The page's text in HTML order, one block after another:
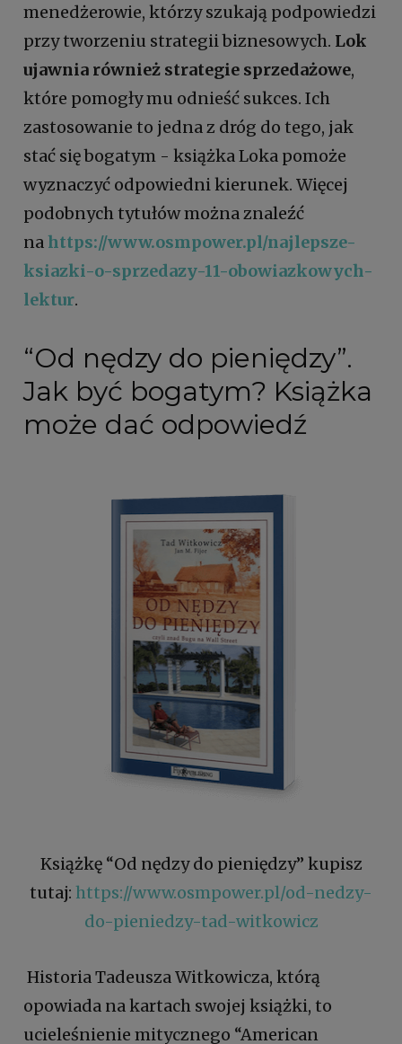
menedżerowie, którzy szukają podpowiedzi
przy tworzeniu strategii biznesowych. Lok
ujawnia również strategie sprzedażowe,
które pomogły mu odnieść sukces. Ich
zastosowanie to jedna z dróg do tego, jak
stać się bogatym - książka Loka pomoże
wyznaczyć odpowiedni kierunek. Więcej
podobnych tytułów można znaleźć
nahttps://www.osmpower.pl/najlepsze-
ksiazki-o-sprzedazy-11-obowiazkowych-
lektur.
“Od nędzy do pieniędzy”.
Jak być bogatym? Książka
może dać odpowiedź
Książkę “Od nędzy do pieniędzy” kupisz
tutaj: https://www.osmpower.pl/od-nedzy-
do-pieniedzy-tad-witkowicz
Historia Tadeusza Witkowicza, którą
opowiada na kartach swojej książki, to
ucieleśnienie mitycznego “American